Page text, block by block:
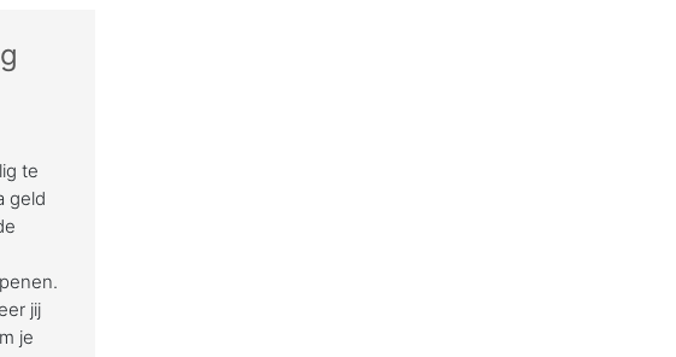
te
geld
jij
je